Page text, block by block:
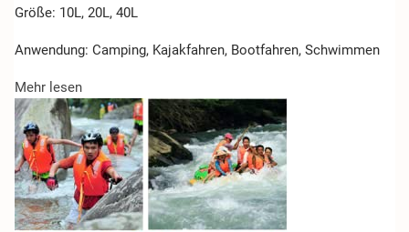
Größe: 10L, 20L, 40L
Anwendung: Camping, Kajakfahren, Bootfahren, Schwimmen
Mehr lesen